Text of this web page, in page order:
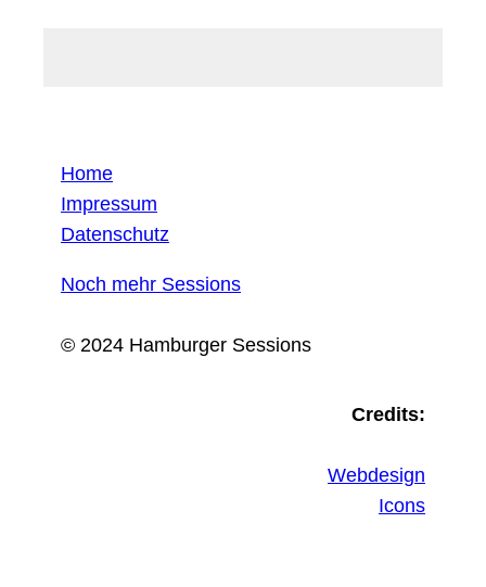
Home
Impressum
Datenschutz
Noch mehr Sessions
© 2024 Hamburger Sessions
Credits:
Webdesign
Icons